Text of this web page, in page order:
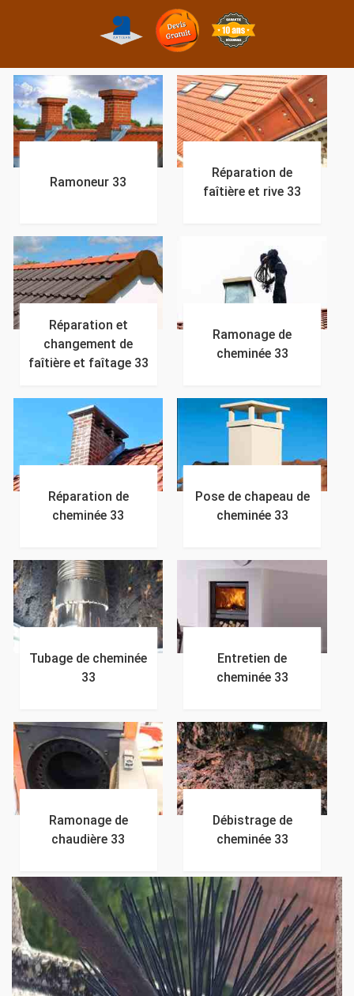
Ramoneur 33
Réparation de
faîtière et rive 33
Réparation et
changement de
faîtière et faîtage 33
Ramonage de
cheminée 33
Réparation de
cheminée 33
Pose de chapeau de
cheminée 33
Tubage de cheminée
33
Entretien de
cheminée 33
Ramonage de
chaudière 33
Débistrage de
cheminée 33